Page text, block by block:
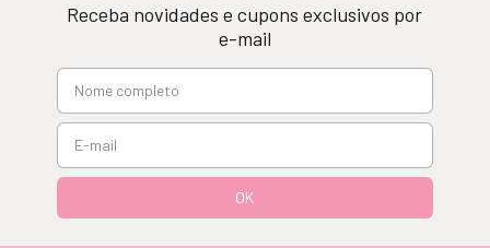
Receba novidades e cupons exclusivos por
e-mail